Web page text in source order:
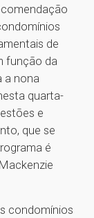
de
função da
a nona
quarta-
e
que se
é
condomínios